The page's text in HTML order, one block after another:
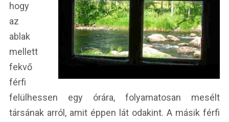
hogy
az
ablak
mellett
fekvő
férfi
felülhessen egy órára, folyamatosan mesélt
társának arról, amit éppen lát odakint. A másik férfi